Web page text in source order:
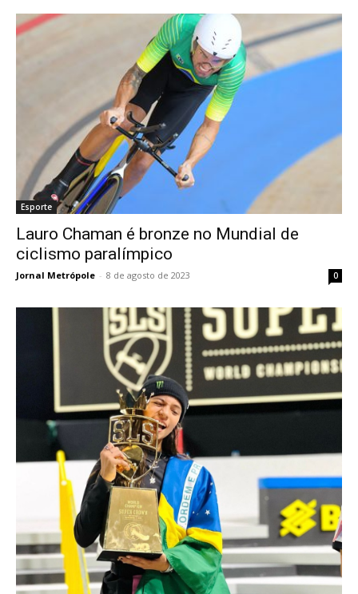
Esporte
Lauro Chaman é bronze no Mundial de
ciclismo paralímpico
Jornal Metrópole - 8 de agosto de 2023 0